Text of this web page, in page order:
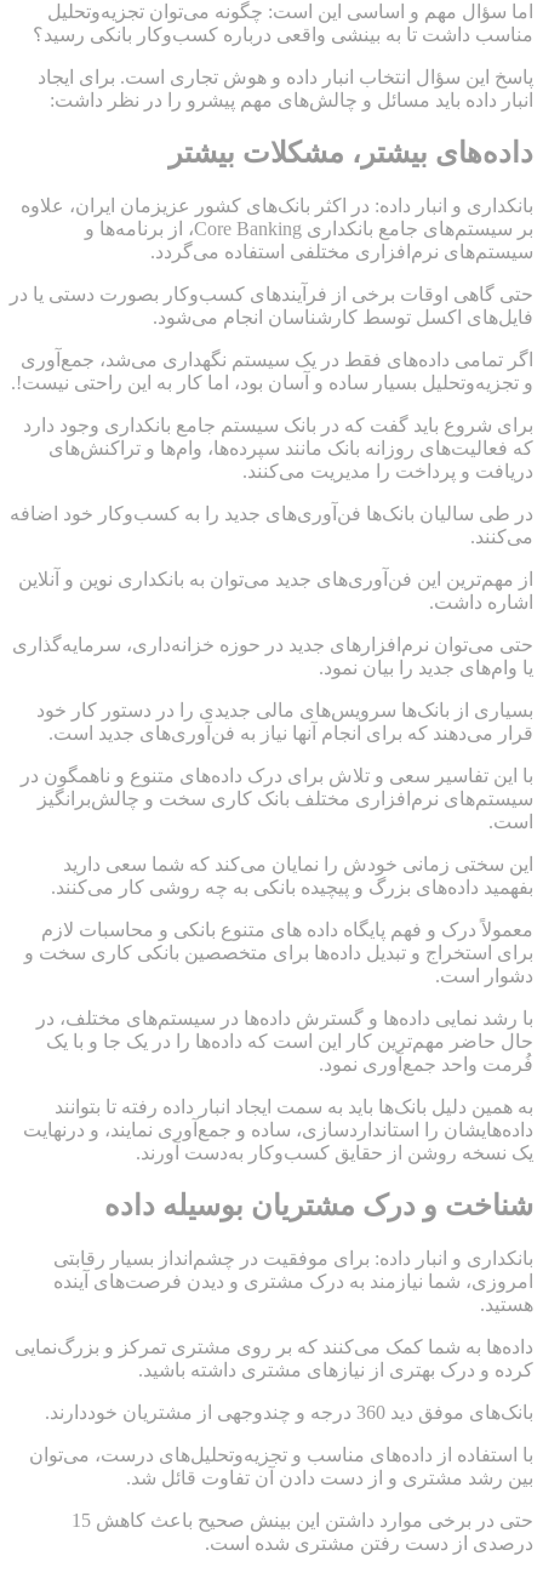
اما سؤال مهم و اساسی این است: چگونه می‌توان تجزیه‌وتحلیل
مناسب داشت تا به بینشی واقعی درباره کسب‌وکار بانکی رسید؟
پاسخ این سؤال انتخاب انبار داده و هوش تجاری است. برای ایجاد
انبار داده باید مسائل و چالش‌های مهم پیشرو را در نظر داشت:
داده‌های بیشتر، مشکلات بیشتر
بانکداری و انبار داده: در اکثر بانک‌های کشور عزیزمان ایران، علاوه
بر سیستم‌های جامع بانکداری Core Banking، از برنامه‌ها و
سیستم‌های نرم‌افزاری مختلفی استفاده می‌گردد.
حتی گاهی اوقات برخی از فرآیندهای کسب‌وکار بصورت دستی یا در
فایل‌های اکسل توسط کارشناسان انجام می‌شود.
اگر تمامی داده‌های فقط در یک سیستم نگهداری می‌شد، جمع‌آوری
و تجزیه‌وتحلیل بسیار ساده و آسان بود، اما کار به این راحتی نیست!.
برای شروع باید گفت که در بانک سیستم جامع بانکداری وجود دارد
که فعالیت‌های روزانه بانک مانند سپرده‌ها، وام‌ها و تراکنش‌های
دریافت و پرداخت را مدیریت می‌کنند.
در طی سالیان بانک‌ها فن‌آوری‌های جدید را به کسب‌وکار خود اضافه
می‌کنند.
از مهم‌ترین این فن‌آوری‌های جدید می‌توان به بانکداری نوین و آنلاین
اشاره داشت.
حتی می‌توان نرم‌افزارهای جدید در حوزه خزانه‌داری، سرمایه‌گذاری
یا وام‌های جدید را بیان نمود.
بسیاری از بانک‌ها سرویس‌های مالی جدیدی را در دستور کار خود
قرار می‌دهند که برای انجام آنها نیاز به فن‌آوری‌های جدید است.
با این تفاسیر سعی و تلاش برای درک داده‌های متنوع و ناهمگون در
سیستم‌های نرم‌افزاری مختلف بانک کاری سخت و چالش‌برانگیز
است.
این سختی زمانی خودش را نمایان می‌کند که شما سعی دارید
بفهمید داده‌های بزرگ و پیچیده بانکی به چه روشی کار می‌کنند.
معمولاً درک و فهم پایگاه داده های متنوع بانکی و محاسبات لازم
برای استخراج و تبدیل داده‌ها برای متخصصین بانکی کاری سخت و
دشوار است.
با رشد نمایی داده‌ها و گسترش داده‌ها در سیستم‌های مختلف، در
حال حاضر مهم‌ترین کار این است که داده‌ها را در یک جا و با یک
فُرمت واحد جمع‌آوری نمود.
به همین دلیل بانک‌ها باید به سمت ایجاد انبار داده رفته تا بتوانند
داده‌هایشان را استانداردسازی، ساده و جمع‌آوری نمایند، و درنهایت
یک نسخه روشن از حقایق کسب‌وکار به‌دست آورند.
شناخت و درک مشتریان بوسیله داده
بانکداری و انبار داده: برای موفقیت در چشم‌انداز بسیار رقابتی
امروزی، شما نیازمند به درک مشتری و دیدن فرصت‌های آینده
هستید.
داده‌ها به شما کمک می‌کنند که بر روی مشتری تمرکز و بزرگ‌نمایی
کرده و درک بهتری از نیازهای مشتری داشته باشید.
بانک‌های موفق دید 360 درجه و چندوجهی از مشتریان خوددارند.
با استفاده از داده‌های مناسب و تجزیه‌وتحلیل‌های درست، می‌توان
بین رشد مشتری و از دست دادن آن تفاوت قائل شد.
حتی در برخی موارد داشتن این بینش صحیح باعث کاهش 15
درصدی از دست رفتن مشتری شده است.